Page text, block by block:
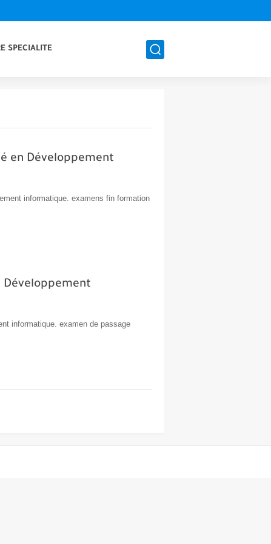
SPECIALITE
en Développement
informatique. examens fin formation
Développement
informatique. examen de passage